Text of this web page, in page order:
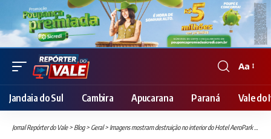
Font
Resizer
Aa
Jandaia do Sul Cambira Apucarana Paraná Vale do
Jornal Repórter do Vale> Blog> Geral> Imagens mostram destruição no interior do Hotel AeroPark após incêndio em Londrina e atendimento às vítimas